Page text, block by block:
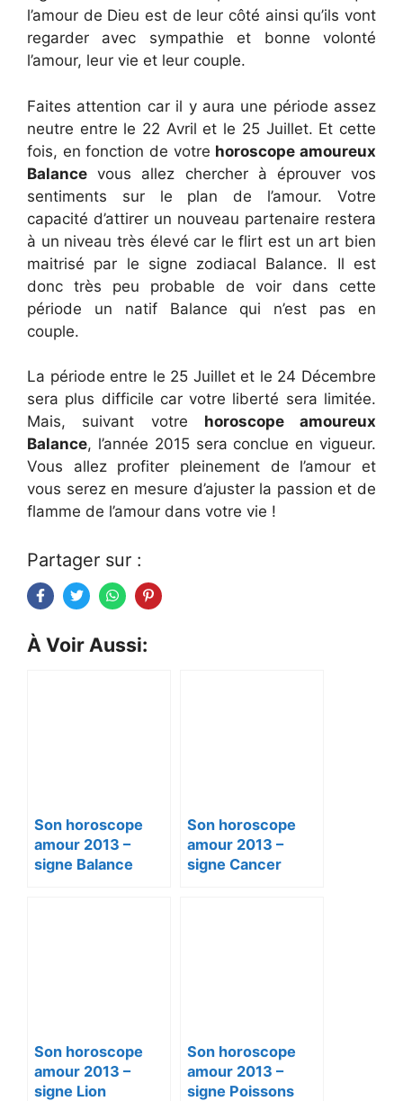
l’amour de Dieu est de leur côté ainsi qu’ils vont
regarder avec sympathie et bonne volonté
l’amour, leur vie et leur couple.
Faites attention car il y aura une période assez
neutre entre le 22 Avril et le 25 Juillet. Et cette
fois, en fonction de votre horoscope amoureux
Balance vous allez chercher à éprouver vos
sentiments sur le plan de l’amour. Votre
capacité d’attirer un nouveau partenaire restera
à un niveau très élevé car le flirt est un art bien
maitrisé par le signe zodiacal Balance. Il est
donc très peu probable de voir dans cette
période un natif Balance qui n’est pas en
couple.
La période entre le 25 Juillet et le 24 Décembre
sera plus difficile car votre liberté sera limitée.
Mais, suivant votre horoscope amoureux
Balance, l’année 2015 sera conclue en vigueur.
Vous allez profiter pleinement de l’amour et
vous serez en mesure d’ajuster la passion et de
flamme de l’amour dans votre vie !
Partager sur :
À Voir Aussi:
Son horoscope
amour 2013 –
signe Balance
Son horoscope
amour 2013 –
signe Cancer
Son horoscope
amour 2013 –
signe Lion
Son horoscope
amour 2013 –
signe Poissons